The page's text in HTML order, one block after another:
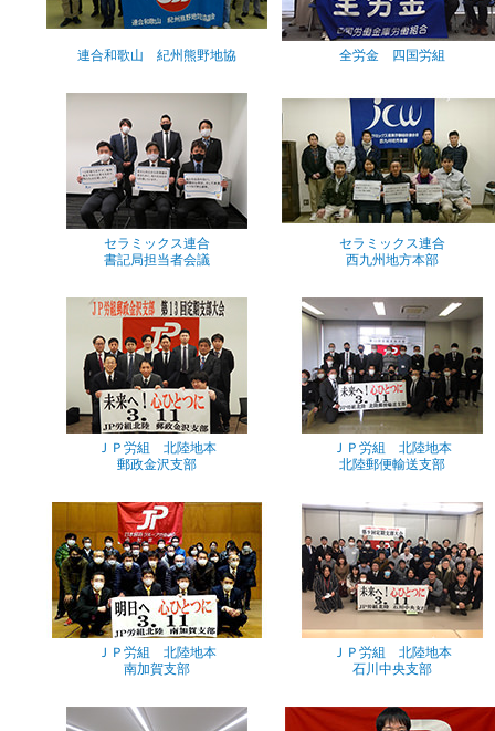
連合和歌山 紀州熊野地協 全労金 四国労組
セラミックス連合
書記局担当者会議
セラミックス連合
西九州地方本部
ＪＰ労組 北陸地本
郵政金沢支部
ＪＰ労組 北陸地本
北陸郵便輸送支部
ＪＰ労組 北陸地本
南加賀支部
ＪＰ労組 北陸地本
石川中央支部